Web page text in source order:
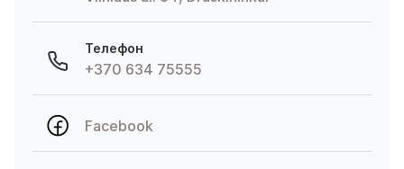
Телефон
+370 634 75555
Facebook